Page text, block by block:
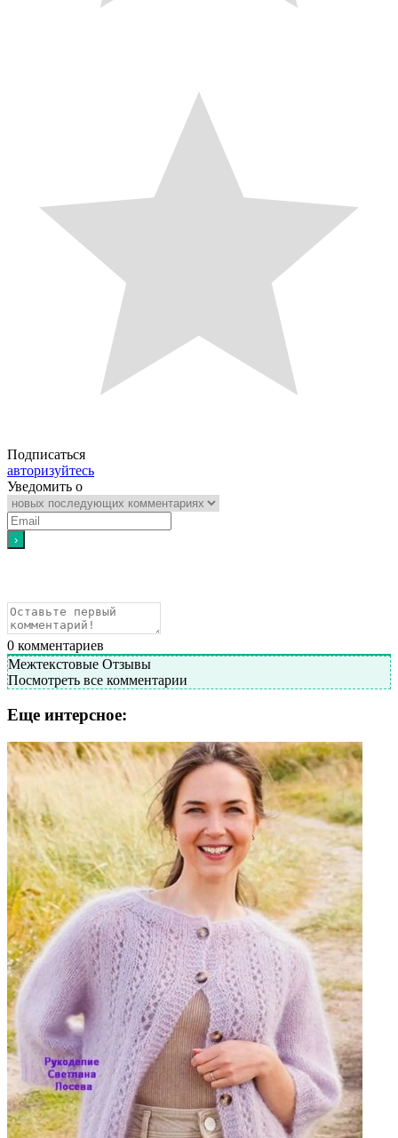
Подписаться
авторизуйтесь
Уведомить о
0 комментариев
Межтекстовые Отзывы
Посмотреть все комментарии
Еще интерсное: